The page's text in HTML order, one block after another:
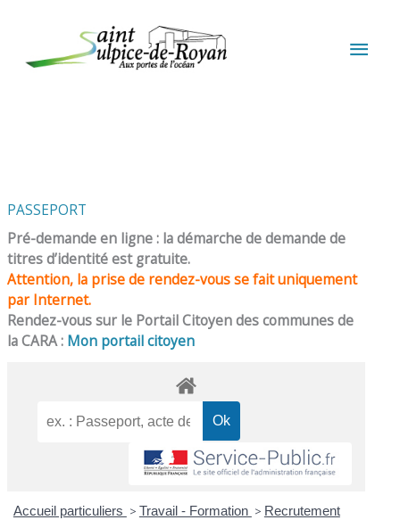
PASSEPORT
Pré-demande en ligne : la démarche de demande de
titres d’identité est gratuite.
Attention, la prise de rendez-vous se fait uniquement
par Internet.
Rendez-vous sur le Portail Citoyen des communes de
la CARA : Mon portail citoyen
Accueil particuliers > Travail - Formation > Recrutement